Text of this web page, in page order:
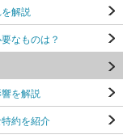
解説
なものは？
を解説
約を紹介